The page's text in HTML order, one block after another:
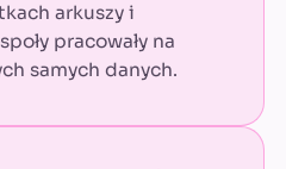
arkuszy i
pracowały na
samych danych.